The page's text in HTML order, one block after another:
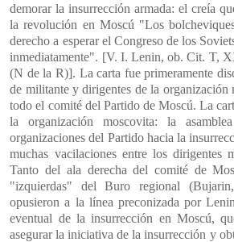
demorar la insurrección armada: el creía
la revolución en Moscú "Los
derecho a esperar el Congreso de los
inmediatamente". [V. I. Lenin, ob. Cit. T,
(N de la R)]. La carta fue primeramente
de militante y dirigentes de la organización
todo el comité del Partido de Moscú. La
la organización moscovita: la
organizaciones del Partido hacia la
muchas vacilaciones entre los dirigentes
Tanto del ala derecha del comité de
"izquierdas" del Buro regional
opusieron a la línea preconizada por
eventual de la insurrección en Moscú,
asegurar la iniciativa de la insurrección y